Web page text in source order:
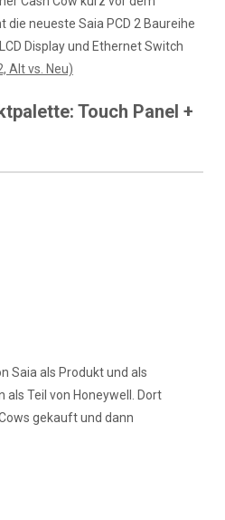
die neueste Saia PCD 2 Baureihe
Display und Ethernet Switch
Alt vs. Neu)
Touch Panel +
Saia als Produkt und als
als Teil von Honeywell. Dort
gekauft und dann